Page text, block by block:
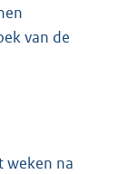
van de
weken na